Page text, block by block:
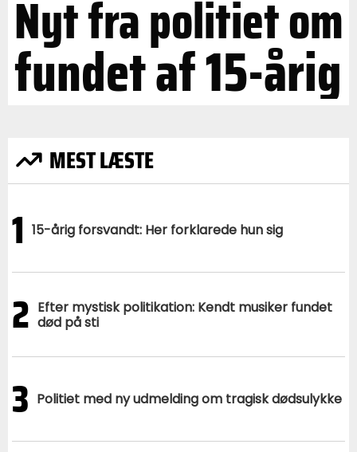
Nyt fra politiet om
fundet af 15-årig
MEST LÆSTE
1 15-årig forsvandt: Her forklarede hun sig
2 Efter mystisk politikation: Kendt musiker fundet
død på sti
3 Politiet med ny udmelding om tragisk dødsulykke